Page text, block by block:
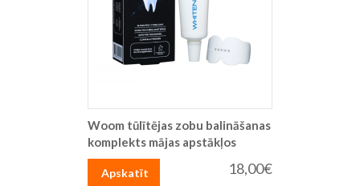
Woom tūlītējas zobu balināšanas
komplekts mājas apstākļos
18,00€
Apskatīt